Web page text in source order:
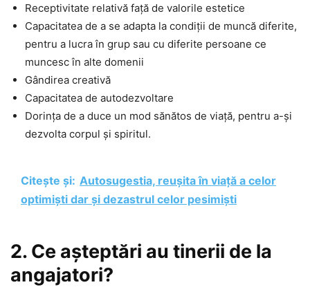
Receptivitate relativă față de valorile estetice
Capacitatea de a se adapta la condiții de muncă diferite,
pentru a lucra în grup sau cu diferite persoane ce
muncesc în alte domenii
Gândirea creativă
Capacitatea de autodezvoltare
Dorința de a duce un mod sănătos de viață, pentru a-și
dezvolta corpul și spiritul.
Citește și: Autosugestia, reușita în viață a celor
optimiști dar și dezastrul celor pesimiști
2. Ce așteptări au tinerii de la
angajatori?